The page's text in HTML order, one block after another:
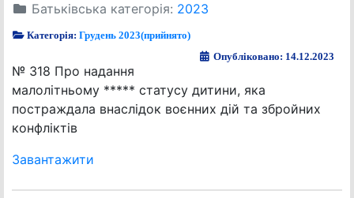
Батьківська категорія: 2023
Категорія:Грудень 2023(прийнято)
Опубліковано: 14.12.2023
№ 318 Про надання
малолітньому ***** статусу дитини, яка
постраждала внаслідок воєнних дій та збройних
конфліктів
Завантажити